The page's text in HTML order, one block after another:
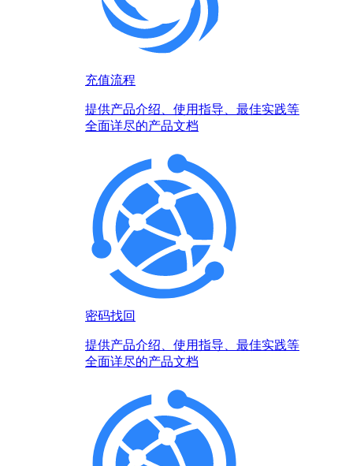
充值流程
提供产品介绍、使用指导、最佳实践等
全面详尽的产品文档
密码找回
提供产品介绍、使用指导、最佳实践等
全面详尽的产品文档